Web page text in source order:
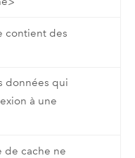
contient des
données qui
à une
de cache ne